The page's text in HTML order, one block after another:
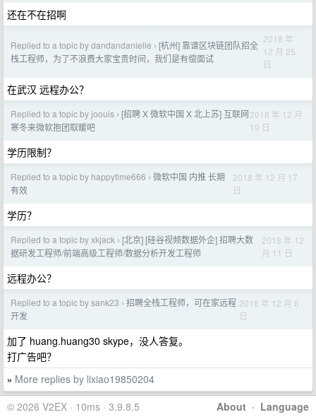
还在不在招啊
Replied to a topic by dandandanielle › [杭州] 靠谱区块链团队招全
栈工程师，为了不浪费大家宝贵时间，我们是有偿面试
2018 年
12 月 25
日
在武汉 远程办公？
Replied to a topic by joouis › [招聘 X 微软中国 X 北上苏] 互联网
寒冬来微软抱团取暖吧
2018 年 12 月
19 日
学历限制？
Replied to a topic by happytime666 › 微软中国 内推 长期
有效
2018 年 12 月 17
日
学历？
Replied to a topic by xkjack › [北京] [硅谷视频数据外企] 招聘大数
据研发工程师/前端高级工程师/数据分析开发工程师
2018 年 12
月 11 日
远程办公？
Replied to a topic by sank23 › 招聘全栈工程师，可在家远程
开发
2018 年 12 月 6
日
加了 huang.huang30 skype，没人答复。
打广告吧？
» More replies by lixiao19850204
About · Language
© 2026 V2EX · 10ms · 3.9.8.5